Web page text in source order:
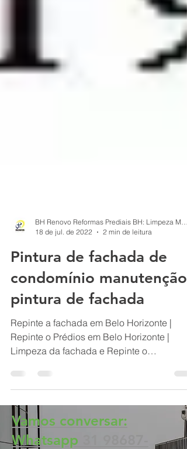
18 de jul. de 2022
Pintura de fachada de
condomínio manutenção
pintura de fachada
Repinte a fachada em Belo Horizonte |
Repinte o Prédios em Belo Horizonte |
Limpeza da fachada e Repinte o
Condomínio | restauração-predial,